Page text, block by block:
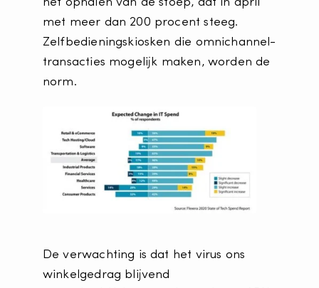
het ophalen van de stoep, dat in april
met meer dan 200 procent steeg.
Zelfbedieningskiosken die omnichannel-
transacties mogelijk maken, worden de
norm.
De verwachting is dat het virus ons
winkelgedrag blijvend